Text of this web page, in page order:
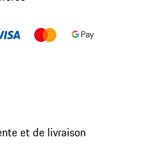
et de livraison